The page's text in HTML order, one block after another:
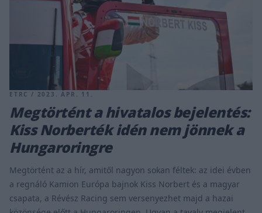
ETRC / 2023. ÁPR. 11.
Megtörtént a hivatalos bejelentés:
Kiss Norberték idén nem jönnek a
Hungaroringre
Megtörtént az a hír, amitől nagyon sokan féltek: az idei évben
a regnáló Kamion Európa bajnok Kiss Norbert és a magyar
csapata, a Révész Racing sem versenyezhet majd a hazai